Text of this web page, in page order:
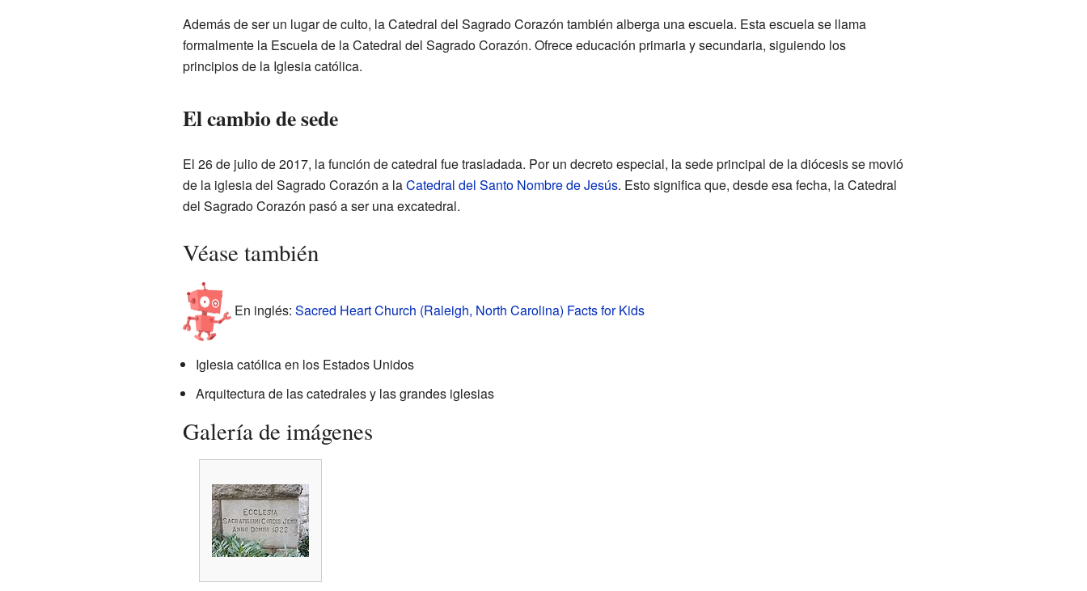
Además de ser un lugar de culto, la Catedral del Sagrado Corazón también alberga una escuela. Esta escuela se llama
formalmente la Escuela de la Catedral del Sagrado Corazón. Ofrece educación primaria y secundaria, siguiendo los
principios de la Iglesia católica.
El cambio de sede
El 26 de julio de 2017, la función de catedral fue trasladada. Por un decreto especial, la sede principal de la diócesis se movió
de la iglesia del Sagrado Corazón a laCatedral del Santo Nombre de Jesús. Esto significa que, desde esa fecha, la Catedral
del Sagrado Corazón pasó a ser una excatedral.
Véase también
En inglés: Sacred Heart Church (Raleigh, North Carolina) Facts for Kids
Iglesia católica en los Estados Unidos
Arquitectura de las catedrales y las grandes iglesias
Galería de imágenes